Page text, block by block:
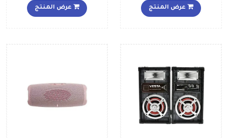
يصل إلى 24 ساعة وبلوتوث
5 ومنفذ USB C ومكبر صوت
عرض المنتج عرض المنتج